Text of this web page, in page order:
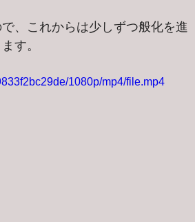
、これからは少しずつ般化を進
す。
1080p/mp4/file.mp4